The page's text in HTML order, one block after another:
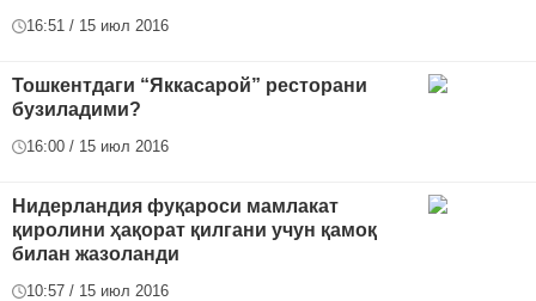
16:51 / 15 июл 2016
Тошкентдаги “Яккасарой” ресторани
бузиладими?
16:00 / 15 июл 2016
Нидерландия фуқароси мамлакат
қиролини ҳақорат қилгани учун қамоқ
билан жазоланди
10:57 / 15 июл 2016